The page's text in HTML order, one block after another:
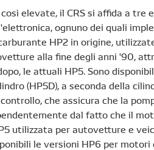
elevate, il CRS si affida a tre
ognuno dei quali
HP2 in origine,
alla fine degli anni '90,
le attuali HP5. Sono
(HP5D), a seconda della
che assicura che la
dal fatto che il
utilizzata per autovetture e
le versioni HP6 per motori